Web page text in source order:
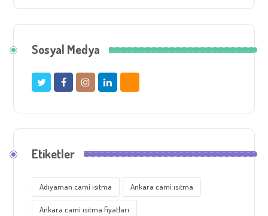
Sosyal Medya
Etiketler
Adıyaman cami ısıtma Ankara cami ısıtma
Ankara cami ısıtma fiyatları